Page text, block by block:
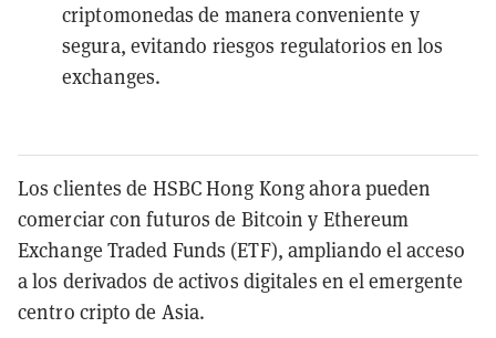
criptomonedas de manera conveniente y
segura, evitando riesgos regulatorios en los
exchanges.
Los clientes de HSBC Hong Kong ahora pueden
comerciar con futuros de Bitcoin y Ethereum
Exchange Traded Funds (ETF), ampliando el acceso
a los derivados de activos digitales en el emergente
centro cripto de Asia.